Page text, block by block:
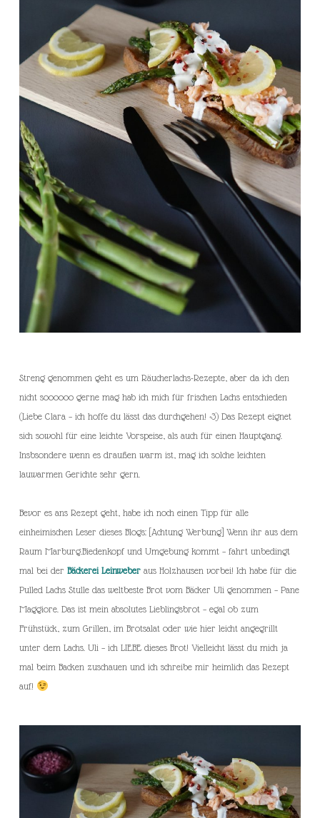
Streng genommen geht es um Räucherlachs-Rezepte, aber da ich den
nicht soooooo gerne mag hab ich mich für frischen Lachs entschieden
(Liebe Clara – ich hoffe du lässt das durchgehen! <3) Das Rezept eignet
sich sowohl für eine leichte Vorspeise, als auch für einen Hauptgang.
Insbsondere wenn es draußen warm ist, mag ich solche leichten
lauwarmen Gerichte sehr gern.
Bevor es ans Rezept geht, habe ich noch einen Tipp für alle
einheimischen Leser dieses Blogs: [Achtung Werbung] Wenn ihr aus dem
Raum Marburg.Biedenkopf und Umgebung kommt – fahrt unbedingt
mal bei der Bäckerei Leinweber aus Holzhausen vorbei! Ich habe für die
Pulled Lachs Stulle das weltbeste Brot vom Bäcker Uli genommen – Pane
Maggiore. Das ist mein absolutes Lieblingsbrot – egal ob zum
Frühstück, zum Grillen, im Brotsalat oder wie hier leicht angegrillt
unter dem Lachs. Uli – ich LIEBE dieses Brot! Vielleicht lässt du mich ja
mal beim Backen zuschauen und ich schreibe mir heimlich das Rezept
auf!